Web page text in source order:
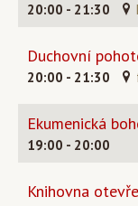
20:00 - 21:30
Duchovní
20:00 - 21:30
Ekumenická
19:00 - 20:00
Knihovna